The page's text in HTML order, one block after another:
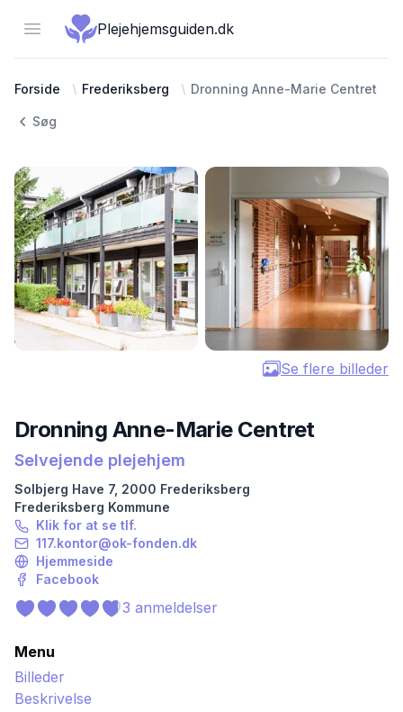
Open menuPlejehjemsguiden.dk
Forside Frederiksberg Dronning Anne-Marie Centret
Søg
Se flere billeder
Dronning Anne-Marie Centret
Selvejende plejehjem
Solbjerg Have 7, 2000 Frederiksberg
Frederiksberg Kommune
Klik for at se tlf.
117.kontor@ok-fonden.dk
Hjemmeside
Facebook
3 anmeldelser
Menu
Billeder
Beskrivelse